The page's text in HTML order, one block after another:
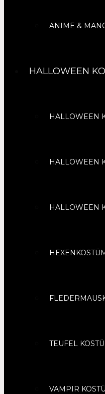
ANIME &
HALLOWEEN
HALLOWEEN
HALLOWEEN
HALLOWEEN
TEUFEL
VAMPIR